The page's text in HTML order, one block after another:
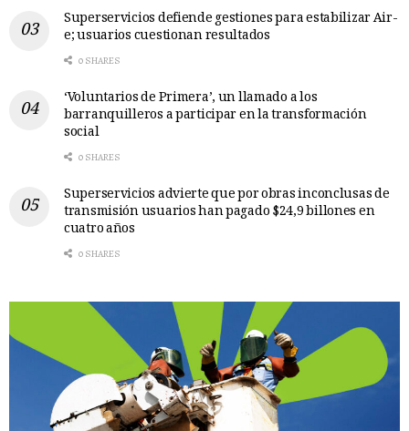
Superservicios defiende gestiones para estabilizar Air-
e; usuarios cuestionan resultados
0 SHARES
‘Voluntarios de Primera’, un llamado a los
barranquilleros a participar en la transformación
social
0 SHARES
Superservicios advierte que por obras inconclusas de
transmisión usuarios han pagado $24,9 billones en
cuatro años
0 SHARES